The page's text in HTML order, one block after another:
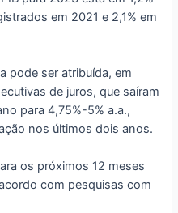
em 2021 e 2,1% em
pode ser atribuída, em
de juros, que saíram
para 4,75%-5% a.a.,
nos últimos dois anos.
os próximos 12 meses
com pesquisas com